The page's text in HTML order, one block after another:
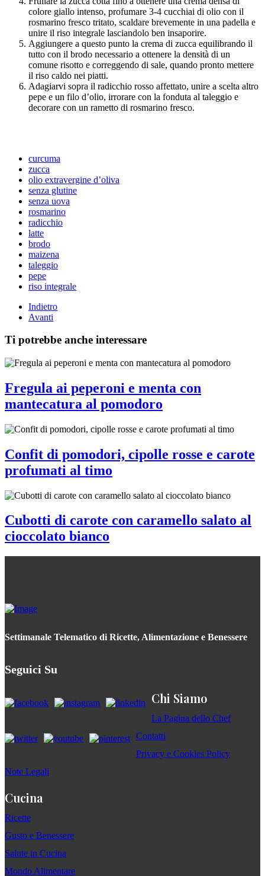
colore giallo intenso, profumare 3-4 cucchiai di olio con il
rosmarino fresco tritato, scaldare brevemente in una padella e
unire il riso integrale lasciandolo ben insaporire.
Aggiungere a questo punto la crema di zucca equilibrando il
tutto con il brodo necessario a ottenere la densità di un
comune risotto e correggendo di sale, quando pronto mettere
il riso caldo nei piatti.
Adagiarvi sopra il radicchio rosso affettato, unire a scelta altro
pepe e un filo d’olio, irrorare con la fonduta al taleggio e
decorare con un rametto di rosmarino fresco.
curcuma
zucca
olio extravergine d’oliva
senza glutine
senza uova
rosmarino
radicchio
latte
brodo
maizena
taleggio
pepe
riso integrale
Indietro
Avanti
Ti potrebbe anche interessare
Fregula ai peperoni e menta con
mantecatura al pomodoro
Confit di pomodori, cipolle rosse e carote
profumati al timo
Cubotti di carote con caramello salato al
cioccolato bianco
Settimanale Telematico di Ricette, Alimentazione e Benessere
Seguici Su
Chi Siamo
La Pagina dello Chef
Contatti
Privacy e Cookies Policy
Note Legali
Cucina
Ricette
Gusto e Benessere
Salute in Cucina
Mondo Alimentare